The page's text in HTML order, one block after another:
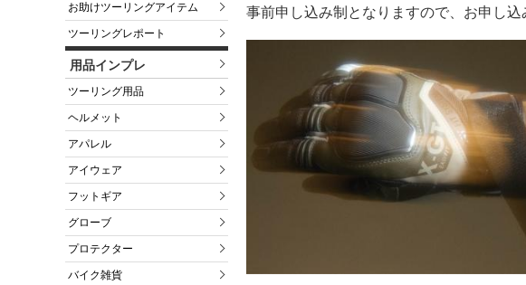
お助けツーリングアイテム
ツーリングレポート
用品インプレ
ツーリング用品
ヘルメット
アパレル
アイウェア
フットギア
グローブ
プロテクター
バイク雑貨
事前申し込み制となりますので、お申し